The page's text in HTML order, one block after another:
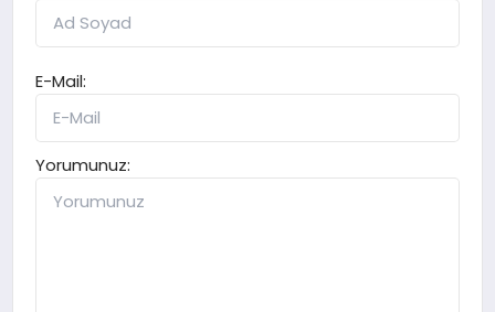
E-Mail:
Yorumunuz: